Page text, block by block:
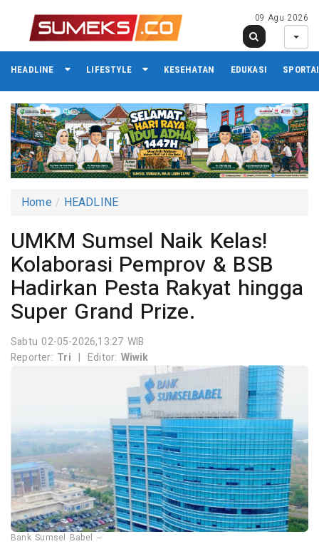
09 Agu 2026
HEADLINE LIFESTYLE KESEHATAN EDUKASI
Home HEADLINE
UMKM Sumsel Naik Kelas!
Kolaborasi Pemprov & BSB
Hadirkan Pesta Rakyat hingga
Super Grand Prize.
Sabtu 02-05-2026,13:27 WIB
Reporter: Tri | Editor: Wiwik
Bank Sumsel Babel --